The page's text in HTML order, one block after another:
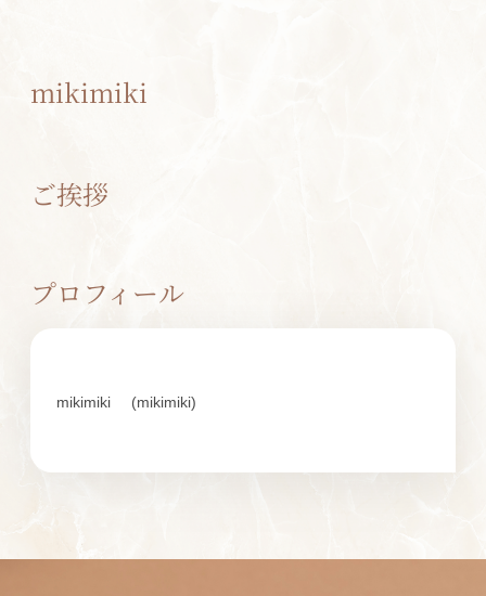
mikimiki
ご挨拶
プロフィール
mikimiki (mikimiki)